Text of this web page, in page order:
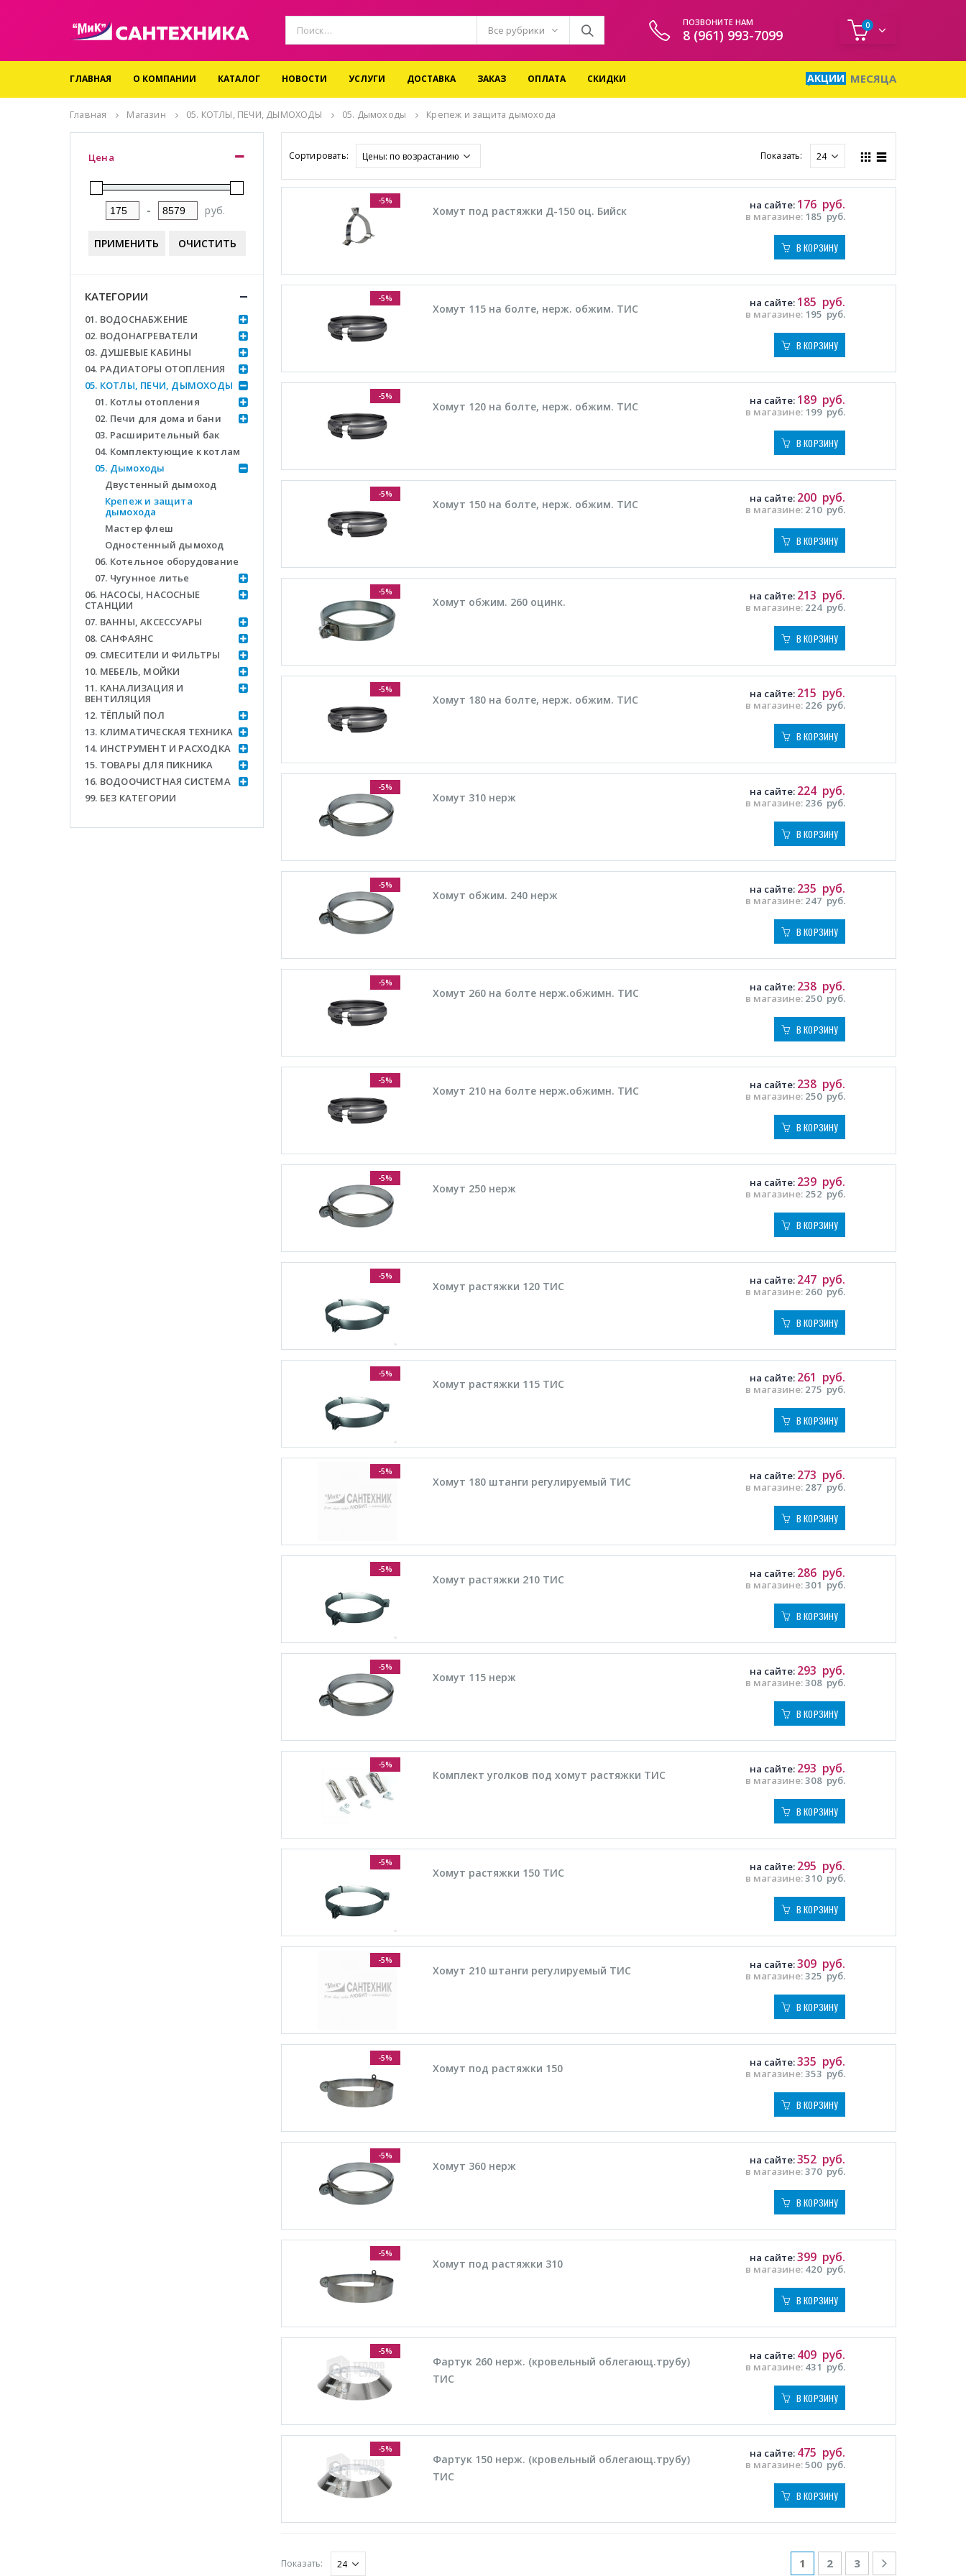
Все рубрики
ПОЗВОНИТЕ НАМ
8 (961) 993-7099
0
ГЛАВНАЯ О КОМПАНИИ КАТАЛОГ НОВОСТИ УСЛУГИ ДОСТАВКА ЗАКАЗ ОПЛАТА СКИДКИ МЕСЯЦА
АКЦИИ
Главная Магазин 05. КОТЛЫ, ПЕЧИ, ДЫМОХОДЫ 05. Дымоходы Крепеж и защита дымохода
Сортировать: Показать:
-5%
Хомут под растяжки Д-150 оц. Бийск в магазине: 185 руб.
на сайте: 176 руб.
В КОРЗИНУ
-5%
Хомут 115 на болте, нерж. обжим. ТИС в магазине: 195 руб.
на сайте: 185 руб.
В КОРЗИНУ
-5%
Хомут 120 на болте, нерж. обжим. ТИС в магазине: 199 руб.
на сайте: 189 руб.
В КОРЗИНУ
-5%
Хомут 150 на болте, нерж. обжим. ТИС в магазине: 210 руб.
на сайте: 200 руб.
В КОРЗИНУ
-5%
Хомут обжим. 260 оцинк. в магазине: 224 руб.
на сайте: 213 руб.
В КОРЗИНУ
-5%
Хомут 180 на болте, нерж. обжим. ТИС в магазине: 226 руб.
на сайте: 215 руб.
В КОРЗИНУ
-5%
Хомут 310 нерж в магазине: 236 руб.
на сайте: 224 руб.
В КОРЗИНУ
-5%
Хомут обжим. 240 нерж в магазине: 247 руб.
на сайте: 235 руб.
В КОРЗИНУ
-5%
Хомут 260 на болте нерж.обжимн. ТИС в магазине: 250 руб.
на сайте: 238 руб.
В КОРЗИНУ
-5%
Хомут 210 на болте нерж.обжимн. ТИС в магазине: 250 руб.
на сайте: 238 руб.
В КОРЗИНУ
-5%
Хомут 250 нерж в магазине: 252 руб.
на сайте: 239 руб.
В КОРЗИНУ
-5%
Хомут растяжки 120 ТИС в магазине: 260 руб.
на сайте: 247 руб.
В КОРЗИНУ
-5%
Хомут растяжки 115 ТИС в магазине: 275 руб.
на сайте: 261 руб.
В КОРЗИНУ
-5%
Хомут 180 штанги регулируемый ТИС в магазине: 287 руб.
на сайте: 273 руб.
В КОРЗИНУ
-5%
Хомут растяжки 210 ТИС в магазине:301 руб.
на сайте: 286 руб.
В КОРЗИНУ
-5%
Хомут 115 нерж в магазине:308 руб.
на сайте: 293 руб.
В КОРЗИНУ
-5%
Комплект уголков под хомут растяжки ТИС в магазине:308 руб.
на сайте: 293 руб.
В КОРЗИНУ
-5%
Хомут растяжки 150 ТИС в магазине:310 руб.
на сайте: 295 руб.
В КОРЗИНУ
-5%
Хомут 210 штанги регулируемый ТИС в магазине:325 руб.
на сайте:309 руб.
В КОРЗИНУ
-5%
Хомут под растяжки 150 в магазине:353 руб.
на сайте:335 руб.
В КОРЗИНУ
-5%
Хомут 360 нерж в магазине:370 руб.
на сайте:352 руб.
В КОРЗИНУ
-5%
Хомут под растяжки 310 в магазине: 420 руб.
на сайте:399 руб.
В КОРЗИНУ
-5%
Фартук 260 нерж. (кровельный облегающ.трубу)
ТИС
в магазине: 431 руб.
на сайте: 409 руб.
В КОРЗИНУ
-5%
Фартук 150 нерж. (кровельный облегающ.трубу)
ТИС
в магазине:500 руб.
на сайте: 475 руб.
В КОРЗИНУ
Показать: 1 2 3
Цена
- руб.
ПРИМЕНИТЬ ОЧИСТИТЬ
КАТЕГОРИИ
01. ВОДОСНАБЖЕНИЕ
02. ВОДОНАГРЕВАТЕЛИ
03. ДУШЕВЫЕ КАБИНЫ
04. РАДИАТОРЫ ОТОПЛЕНИЯ
05. КОТЛЫ, ПЕЧИ, ДЫМОХОДЫ
01. Котлы отопления
02. Печи для дома и бани
03. Расширительный бак
04. Комплектующие к котлам
05. Дымоходы
Двустенный дымоход
Крепеж и защита
дымохода
Мастер флеш
Одностенный дымоход
06. Котельное оборудование
07. Чугунное литье
06. НАСОСЫ, НАСОСНЫЕ
СТАНЦИИ
07. ВАННЫ, АКСЕССУАРЫ
08. САНФАЯНС
09. СМЕСИТЕЛИ И ФИЛЬТРЫ
10. МЕБЕЛЬ, МОЙКИ
11. КАНАЛИЗАЦИЯ И
ВЕНТИЛЯЦИЯ
12. ТЁПЛЫЙ ПОЛ
13. КЛИМАТИЧЕСКАЯ ТЕХНИКА
14. ИНСТРУМЕНТ И РАСХОДКА
15. ТОВАРЫ ДЛЯ ПИКНИКА
16. ВОДООЧИСТНАЯ СИСТЕМА
99. БЕЗ КАТЕГОРИИ